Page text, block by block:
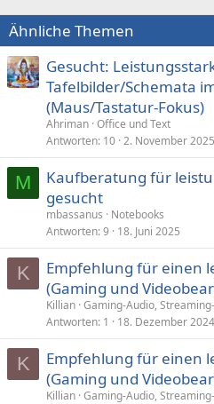
Ähnliche Themen
Gesucht:
Tafelbilder/Schemata
(Maus/Tastatur-Fokus)
Ahriman Office und Text
Antworten 10 2. November 2025
M
Kaufberatung für
gesucht
mbassanus
Notebooks
Antworten 9 18. Juni 2025
K
Empfehlung für einen
(Gaming und
Killian Gaming-Audio,
Antworten 1 18. Dezember 2024
K
Empfehlung für einen
(Gaming und
Killian Gaming-Audio,